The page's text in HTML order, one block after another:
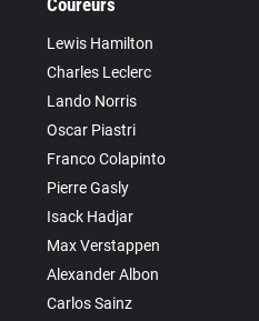
Lewis Hamilton
Charles Leclerc
Lando Norris
Oscar Piastri
Franco Colapinto
Pierre Gasly
Isack Hadjar
Max Verstappen
Alexander Albon
Carlos Sainz